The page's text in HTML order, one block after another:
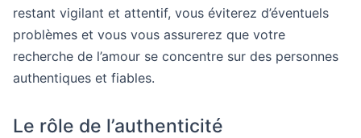
restant vigilant et attentif, vous éviterez d’éventuels
problèmes et vous vous assurerez que votre
recherche de l’amour se concentre sur des personnes
authentiques et fiables.
Le rôle de l’authenticité